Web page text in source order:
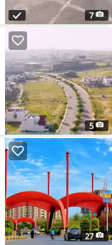
7
5
27